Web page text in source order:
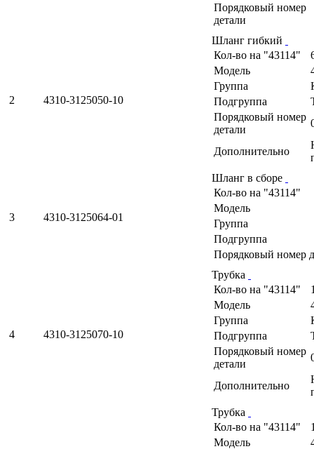
Порядковый номер
детали
2 4310-3125050-10
Шланг гибкий
Кол-во на "43114"
Модель
Группа
Подгруппа
Порядковый номер
детали
Дополнительно
3 4310-3125064-01
Шланг в сборе
Кол-во на "43114"
Модель
Группа
Подгруппа
Порядковый номер
4 4310-3125070-10
Трубка
Кол-во на "43114"
Модель
Группа
Подгруппа
Порядковый номер
детали
Дополнительно
Трубка
Кол-во на "43114"
Модель